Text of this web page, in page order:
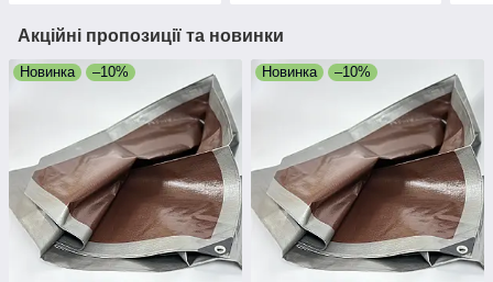
Акційні пропозиції та новинки
Новинка –10% Новинка –10%